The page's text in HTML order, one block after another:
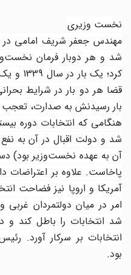
نخست وزیری
مهندس جعفر شریف امامی در
شد و هر دوبار فرمان
قضا هر دو بار در شرایط
بار رسیدنش به صدارت، تعجب
شد و دولت اقبال در آن به
آن به عهده نخست‌وزیر بود)
پاخاست. علاوه بر اعتراضات
آمریکا و اروپا نیز فضاحت
امر در میان دولتمردان غربی
شد انتخابات را باطل کند و
انتخابات بر سرکار آورد.
بود.